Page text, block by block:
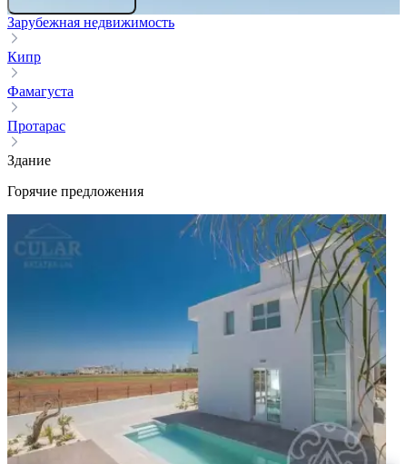
Зарубежная недвижимость
Кипр
Фамагуста
Протарас
Здание
Горячие предложения